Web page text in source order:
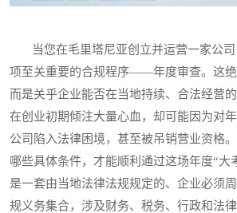
当您在毛里塔尼亚创立并运营一家公司
项至关重要的合规程序——年度审查。这绝
而是关乎企业能否在当地持续、合法经营
在创业初期倾注大量心血，却可能因为对
公司陷入法律困境，甚至被吊销营业资格
哪些具体条件，才能顺利通过这场年度“大
是一套由当地法律法规规定的、企业必须
规义务集合，涉及财务、税务、行政和法